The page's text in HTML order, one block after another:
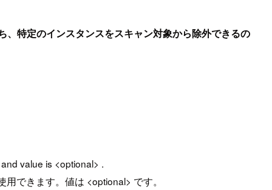
特定のインスタンスをスキャン対象から除外できるの
value is <optional> .
できます。値は <optional> です。